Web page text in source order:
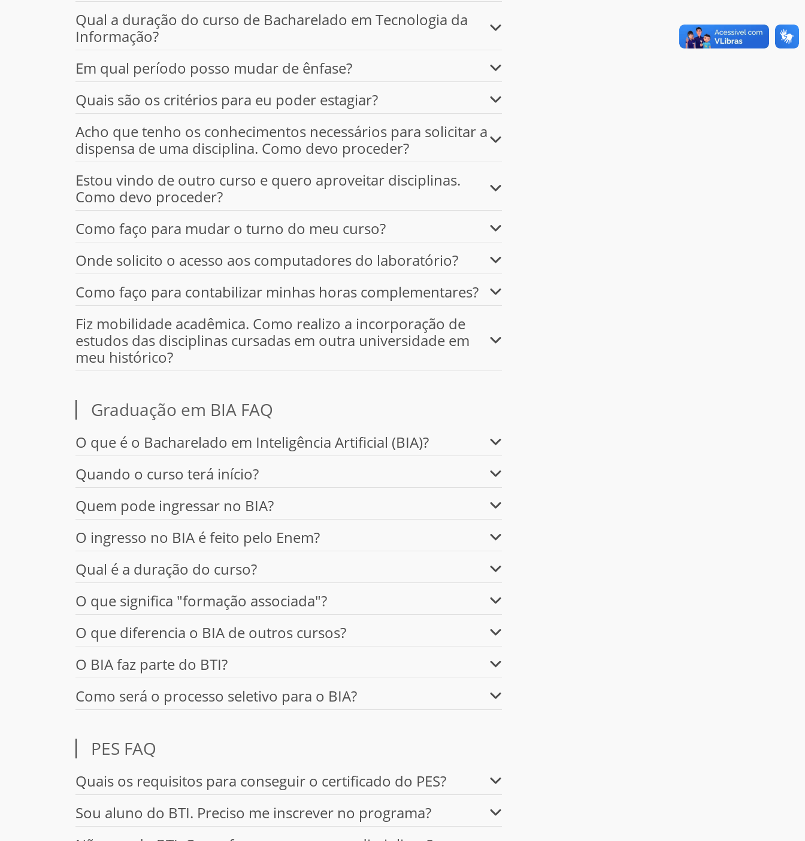
Qual a duração do curso de Bacharelado em Tecnologia da
Informação?
Em qual período posso mudar de ênfase?
Quais são os critérios para eu poder estagiar?
Acho que tenho os conhecimentos necessários para solicitar a
dispensa de uma disciplina. Como devo proceder?
Estou vindo de outro curso e quero aproveitar disciplinas.
Como devo proceder?
Como faço para mudar o turno do meu curso?
Onde solicito o acesso aos computadores do laboratório?
Como faço para contabilizar minhas horas complementares?
Fiz mobilidade acadêmica. Como realizo a incorporação de
estudos das disciplinas cursadas em outra universidade em
meu histórico?
Graduação em BIA FAQ
O que é o Bacharelado em Inteligência Artificial (BIA)?
Quando o curso terá início?
Quem pode ingressar no BIA?
O ingresso no BIA é feito pelo Enem?
Qual é a duração do curso?
O que significa "formação associada"?
O que diferencia o BIA de outros cursos?
O BIA faz parte do BTI?
Como será o processo seletivo para o BIA?
PES FAQ
Quais os requisitos para conseguir o certificado do PES?
Sou aluno do BTI. Preciso me inscrever no programa?